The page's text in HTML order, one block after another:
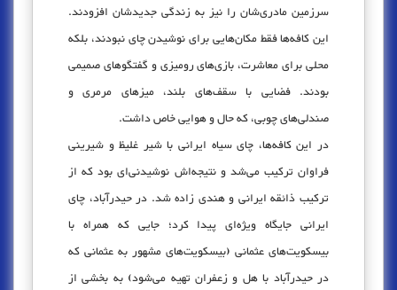
سرزمین مادری‌شان را نیز به زندگی جدیدشان افزودند.
این کافه‌ها فقط مکان‌هایی برای نوشیدن چای نبودند، بلکه
محلی برای معاشرت، بازی‌های رومیزی و گفتگوهای صمیمی
بودند. فضایی با سقف‌های بلند، میزهای مرمری و
صندلی‌های چوبی، که حال و هوایی خاص داشت.
در این کافه‌ها، چای سیاه ایرانی با شیر غلیظ و شیرینی
فراوان ترکیب می‌شد و نتیجه‌اش نوشیدنی‌ای بود که از
ترکیب ذائقه ایرانی و هندی زاده شد. در حیدرآباد، چای
ایرانی جایگاه ویژه‌ای پیدا کرد؛ جایی که همراه با
بیسکویت‌های عثمانی (بیسکویت‌های مشهور به عثمانی که
در حیدرآباد با هل و زعفران تهیه می‌شود) به بخشی از